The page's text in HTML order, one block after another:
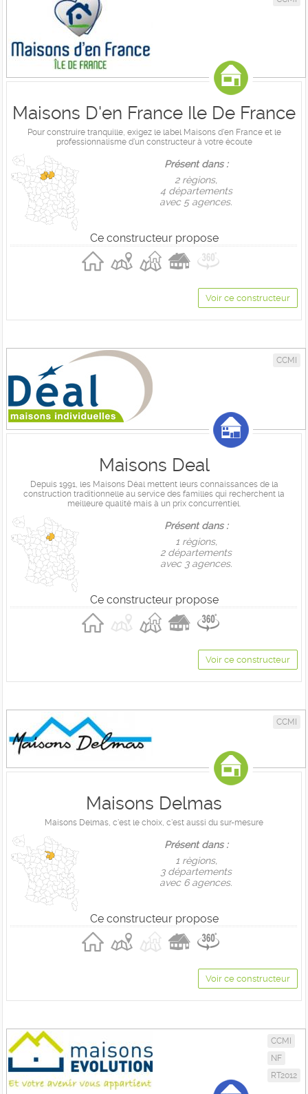
Maisons D'en France Ile De France
Pour construire tranquille, exigez le label Maisons d'en France et le
professionnalisme d'un constructeur à votre écoute
Présent dans :
2 règions,
4 départements
avec 5 agences.
Ce constructeur propose
Voir ce constructeur
CCMI
Maisons Deal
Depuis 1991, les Maisons Déal mettent leurs connaissances de la
construction traditionnelle au service des familles qui recherchent la
meilleure qualité mais à un prix concurrentiel.
Présent dans :
1 règions,
2 départements
avec 3 agences.
Ce constructeur propose
Voir ce constructeur
CCMI
Maisons Delmas
Maisons Delmas, c'est le choix, c'est aussi du sur-mesure
Présent dans :
1 règions,
3 départements
avec 6 agences.
Ce constructeur propose
Voir ce constructeur
CCMI
NF
RT2012